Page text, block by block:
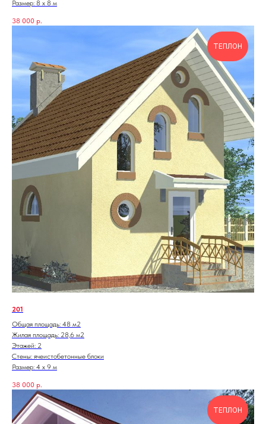
Размер: 8 х 8 м
38 000 р.
ТЕПЛОН
201
Общая площадь: 48 м2
Жилая площадь: 28,6 м2
Этажей: 2
Стены: ячеистобетонные блоки
Размер: 4 х 9 м
38 000 р.
ТЕПЛОН